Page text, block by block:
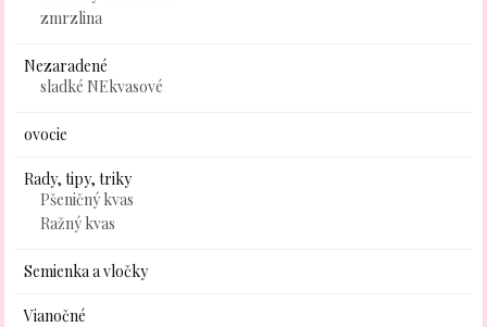
zmrzlina
Nezaradené
sladké NEkvasové
ovocie
Rady, tipy, triky
Pšeničný kvas
Ražný kvas
Semienka a vločky
Vianočné